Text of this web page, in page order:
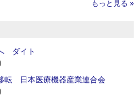
もっと見る »
ダイト
転 日本医療機器産業連合会